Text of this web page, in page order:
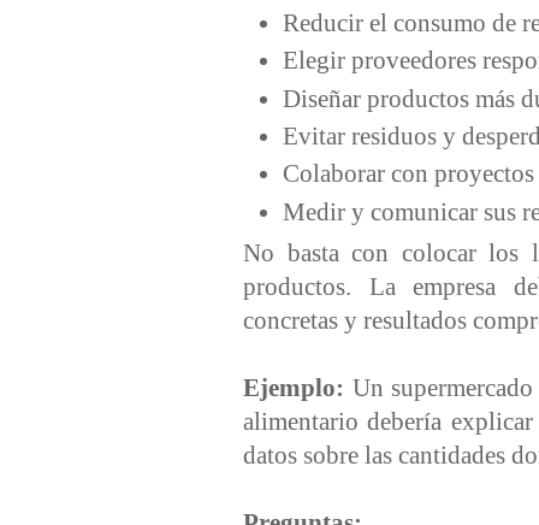
Reducir el consumo de
Elegir proveedores
Diseñar productos más
Evitar residuos y
Colaborar con
Medir y comunicar sus
No basta con colocar los
productos. La empresa
concretas y resultados
Ejemplo: Un
alimentario debería
datos sobre las cantidades